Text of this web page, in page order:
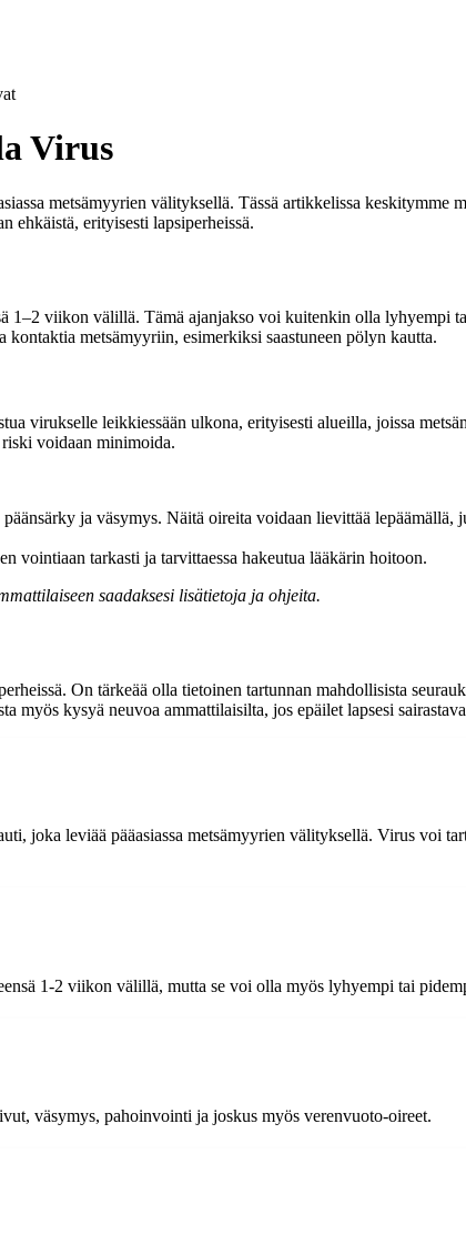
Virus
metsämyyrien välityksellä. Tässä artikkelissa keskitymme
ehkäistä, erityisesti lapsiperheissä.
1–2 viikon välillä. Tämä ajanjakso voi kuitenkin olla lyhyempi
metsämyyriin, esimerkiksi saastuneen pölyn kautta.
virukselle leikkiessään ulkona, erityisesti alueilla, joissa
voidaan minimoida.
ja väsymys. Näitä oireita voidaan lievittää lepäämällä,
vointiaan tarkasti ja tarvittaessa hakeutua lääkärin hoitoon.
saadaksesi lisätietoja ja ohjeita.
On tärkeää olla tietoinen tartunnan mahdollisista
myös kysyä neuvoa ammattilaisilta, jos epäilet lapsesi
joka leviää pääasiassa metsämyyrien välityksellä. Virus voi
1-2 viikon välillä, mutta se voi olla myös lyhyempi tai
väsymys, pahoinvointi ja joskus myös verenvuoto-oireet.